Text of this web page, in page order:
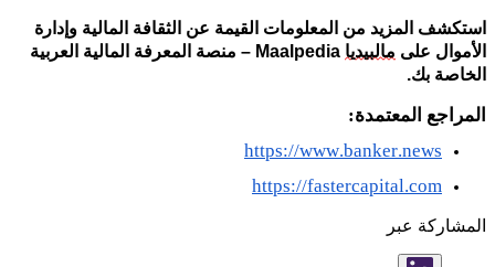
استكشف المزيد من المعلومات القيمة عن الثقافة المالية وإدارة
الأموال على مالبيديا
– منصة المعرفة المالية العربية
الخاصة بك.
المراجع المعتمدة:
https://www.banker.news
https://fastercapital.com
المشاركة عبر